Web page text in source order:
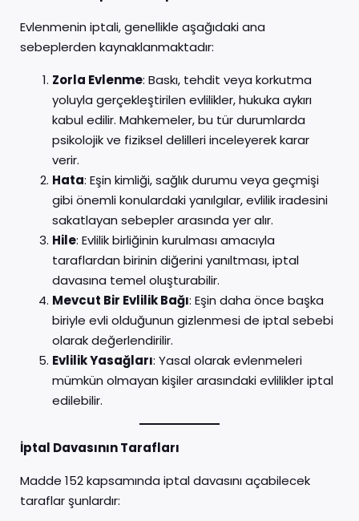
Evlenmenin iptali, genellikle aşağıdaki ana
sebeplerden kaynaklanmaktadır:
Zorla Evlenme: Baskı, tehdit veya korkutma
yoluyla gerçekleştirilen evlilikler, hukuka aykırı
kabul edilir. Mahkemeler, bu tür durumlarda
psikolojik ve fiziksel delilleri inceleyerek karar
verir.
Hata: Eşin kimliği, sağlık durumu veya geçmişi
gibi önemli konulardaki yanılgılar, evlilik iradesini
sakatlayan sebepler arasında yer alır.
Hile: Evlilik birliğinin kurulması amacıyla
taraflardan birinin diğerini yanıltması, iptal
davasına temel oluşturabilir.
Mevcut Bir Evlilik Bağı: Eşin daha önce başka
biriyle evli olduğunun gizlenmesi de iptal sebebi
olarak değerlendirilir.
Evlilik Yasağları: Yasal olarak evlenmeleri
mümkün olmayan kişiler arasındaki evlilikler iptal
edilebilir.
İptal Davasının Tarafları
Madde 152 kapsamında iptal davasını açabilecek
taraflar şunlardır: